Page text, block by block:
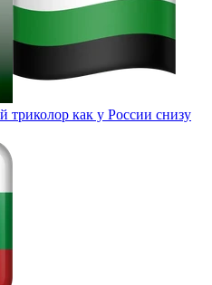
триколор как у России снизу